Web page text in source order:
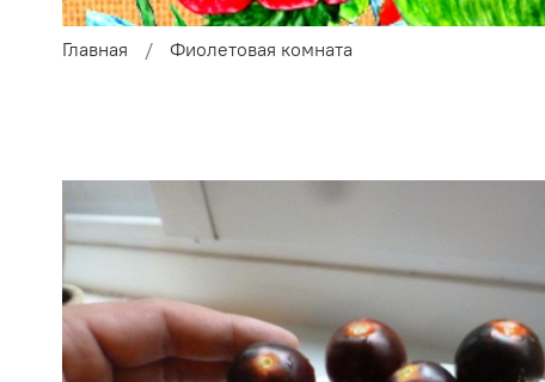
Главная Фиолетовая комната